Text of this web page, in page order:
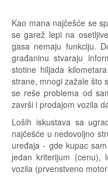
Kao mana najčešće se
se garež lepi na
gasa nemaju funkciju.
građaninu stvaraju
stotine hiljada
strane, mnogi zažale što
se reše problema od
završi i prodajom vozila
Loših iskustava sa
najčešće u nedovoljno
uređaja - gde kupac
jedan kriterijum (cenu),
vozila (prvenstveno